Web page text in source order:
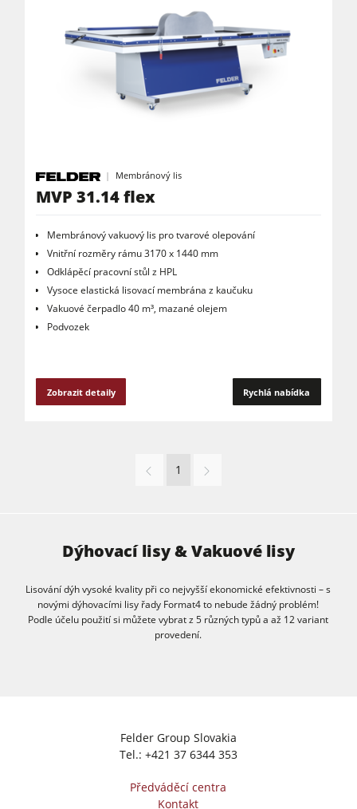
Membránový lis
MVP 31.14 flex
Membránový vakuový lis pro tvarové olepování
Vnitřní rozměry rámu 3170 x 1440 mm
Odklápěcí pracovní stůl z HPL
Vysoce elastická lisovací membrána z kaučuku
Vakuové čerpadlo 40 m³, mazané olejem
Podvozek
Zobrazit detaily Rychlá nabídka
1
Dýhovací lisy & Vakuové lisy
Lisování dýh vysoké kvality při co nejvyšší ekonomické efektivnosti – s
novými dýhovacími lisy řady Format4 to nebude žádný problém!
Podle účelu použití si můžete vybrat z 5 různých typů a až 12 variant
provedení.
Felder Group Slovakia
Tel.: +421 37 6344 353
Předváděcí centra
Kontakt